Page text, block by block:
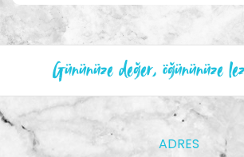
Gününüze değer, öğününüze
ADRES